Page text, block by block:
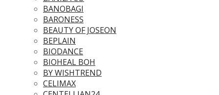
BANOBAGI
BARONESS
BEAUTY OF JOSEON
BEPLAIN
BIODANCE
BIOHEAL BOH
BY WISHTREND
CELIMAX